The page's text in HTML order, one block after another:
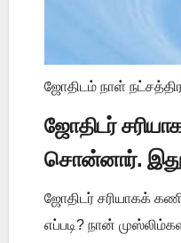
ஜோதிடம் நாள்
ஜோதிடர்
சொன்னார். இது
ஜோதிடர் சரியாகக்
எப்படி? நான்